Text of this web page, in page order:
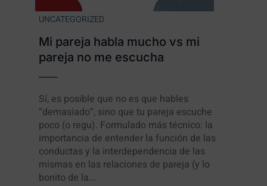
UNCATEGORIZED
Mi pareja habla mucho vs mi
pareja no me escucha
Sí, es posible que no es que hables
“demasiado”, sino que tu pareja escuche
poco (o regu). Formulado más técnico: la
importancia de entender la función de las
conductas y la interdependencia de las
mismas en las relaciones de pareja (y lo
bonito de la...